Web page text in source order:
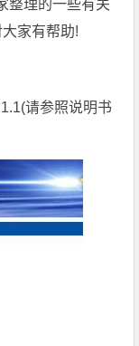
整理的一些有关
家有帮助!
请参照说明书